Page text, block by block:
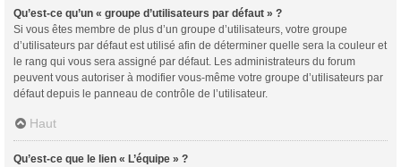
Qu’est-ce qu’un « groupe d’utilisateurs par défaut » ?
Si vous êtes membre de plus d’un groupe d’utilisateurs, votre groupe
d’utilisateurs par défaut est utilisé afin de déterminer quelle sera la couleur et
le rang qui vous sera assigné par défaut. Les administrateurs du forum
peuvent vous autoriser à modifier vous-même votre groupe d’utilisateurs par
défaut depuis le panneau de contrôle de l’utilisateur.
Haut
Qu’est-ce que le lien « L’équipe » ?